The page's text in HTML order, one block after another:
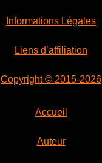
Informations Légales
Liens d’affiliation
Copyright © 2015-2026
Accueil
Auteur